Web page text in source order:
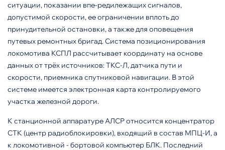
ситуации, показании впе-редилежащих сигналов,
допустимой скорости, ее ограничении вплоть до
принудительной остановки, а также для оповещения
путевых ремонтных бригад. Система позиционирования
локомотива КСПЛ рассчитывает ко­ординату на основе
данных от трёх источников: ТКС-Л, датчика пути и
скорости, приемника спутниковой навигации. В этой
системе имеется электронная карта контролируемого
участка железной дороги.
К станционной аппаратуре АЛСР относится концентратор
СТК (центр радиоблокировки), входя­щий в состав МПЦ-И, а
к локомо­тивной - бортовой компьютер БЛК. Последний